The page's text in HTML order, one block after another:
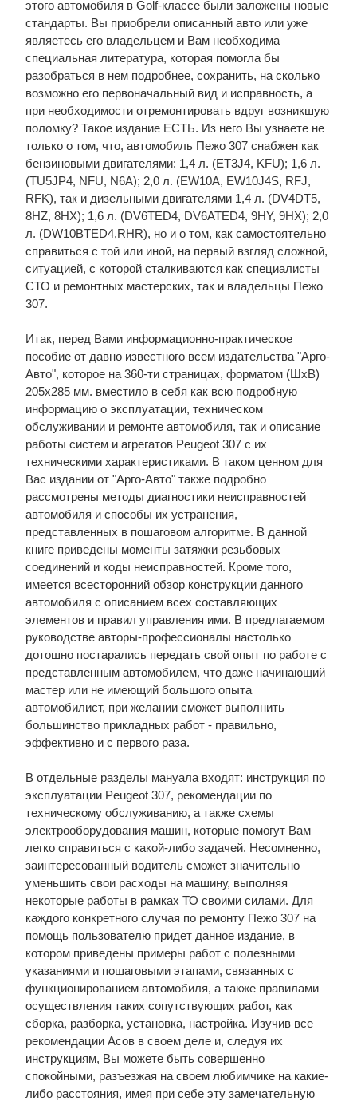
этого автомобиля в Golf-классе были заложены новые
стандарты. Вы приобрели описанный авто или уже
являетесь его владельцем и Вам необходима
специальная литература, которая помогла бы
разобраться в нем подробнее, сохранить, на сколько
возможно его первоначальный вид и исправность, а
при необходимости отремонтировать вдруг возникшую
поломку? Такое издание ЕСТЬ. Из него Вы узнаете не
только о том, что, автомобиль Пежо 307 снабжен как
бензиновыми двигателями: 1,4 л. (ET3J4, KFU); 1,6 л.
(TU5JP4, NFU, N6A); 2,0 л. (EW10A, EW10J4S, RFJ,
RFK), так и дизельными двигателями 1,4 л. (DV4DT5,
8HZ, 8HX); 1,6 л. (DV6TED4, DV6ATED4, 9HY, 9HX); 2,0
л. (DW10BTED4,RHR), но и о том, как самостоятельно
справиться с той или иной, на первый взгляд сложной,
ситуацией, с которой сталкиваются как специалисты
СТО и ремонтных мастерских, так и владельцы Пежо
307.
Итак, перед Вами информационно-практическое
пособие от давно известного всем издательства "Арго-
Авто", которое на 360-ти страницах, форматом (ШхВ)
205х285 мм. вместило в себя как всю подробную
информацию о эксплуатации, техническом
обслуживании и ремонте автомобиля, так и описание
работы систем и агрегатов Peugeot 307 с их
техническими характеристиками. В таком ценном для
Вас издании от "Арго-Авто" также подробно
рассмотрены методы диагностики неисправностей
автомобиля и способы их устранения,
представленных в пошаговом алгоритме. В данной
книге приведены моменты затяжки резьбовых
соединений и коды неисправностей. Кроме того,
имеется всесторонний обзор конструкции данного
автомобиля с описанием всех составляющих
элементов и правил управления ими. В предлагаемом
руководстве авторы-профессионалы настолько
дотошно постарались передать свой опыт по работе с
представленным автомобилем, что даже начинающий
мастер или не имеющий большого опыта
автомобилист, при желании сможет выполнить
большинство прикладных работ - правильно,
эффективно и с первого раза.
В отдельные разделы мануала входят: инструкция по
эксплуатации Peugeot 307, рекомендации по
техническому обслуживанию, а также схемы
электрооборудования машин, которые помогут Вам
легко справиться с какой-либо задачей. Несомненно,
заинтересованный водитель сможет значительно
уменьшить свои расходы на машину, выполняя
некоторые работы в рамках ТО своими силами. Для
каждого конкретного случая по ремонту Пежо 307 на
помощь пользователю придет данное издание, в
котором приведены примеры работ с полезными
указаниями и пошаговыми этапами, связанных с
функционированием автомобиля, а также правилами
осуществления таких сопутствующих работ, как
сборка, разборка, установка, настройка. Изучив все
рекомендации Асов в своем деле и, следуя их
инструкциям, Вы можете быть совершенно
спокойными, разъезжая на своем любимчике на какие-
либо расстояния, имея при себе эту замечательную